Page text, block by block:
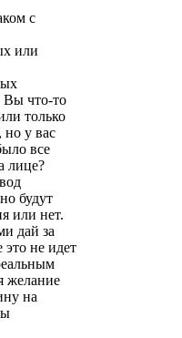
с
или
Вы что-то
только
но у вас
все
лице?
будут
или нет.
дай за
это не идет
желание
на